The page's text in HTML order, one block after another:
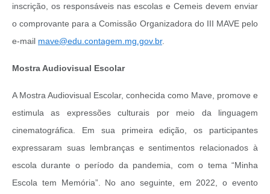
inscrição, os responsáveis nas escolas e Cemeis devem enviar
o comprovante para a Comissão Organizadora do III MAVE pelo
e-mail mave@edu.contagem.mg.gov.br.
Mostra Audiovisual Escolar
A Mostra Audiovisual Escolar, conhecida como Mave, promove e
estimula as expressões culturais por meio da linguagem
cinematográfica. Em sua primeira edição, os participantes
expressaram suas lembranças e sentimentos relacionados à
escola durante o período da pandemia, com o tema “Minha
Escola tem Memória”. No ano seguinte, em 2022, o evento